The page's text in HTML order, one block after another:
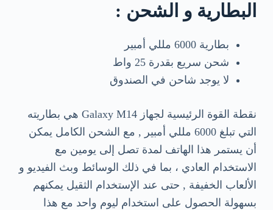
البطارية و الشحن :
بطارية 6000 مللي أمبير
شحن سريع بقدرة 25 واط
لا يوجد شاحن في الصندوق
نقطة القوة الرئيسية لجهاز Galaxy M14 هي بطاريته
التي تبلغ 6000 مللي أمبير , مع الشحن الكامل يمكن
أن يستمر هذا الهاتف لمدة تصل إلى يومين مع
الاستخدام العادي ، بما في ذلك الوسائط وبث الفيديو و
الألعاب الخفيفة , حتى عند الإستخدام الثقيل يمكنهم
بسهولة الحصول على استخدام ليوم واحد مع هذا